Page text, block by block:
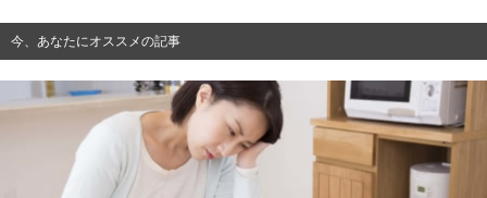
今、あなたにオススメの記事